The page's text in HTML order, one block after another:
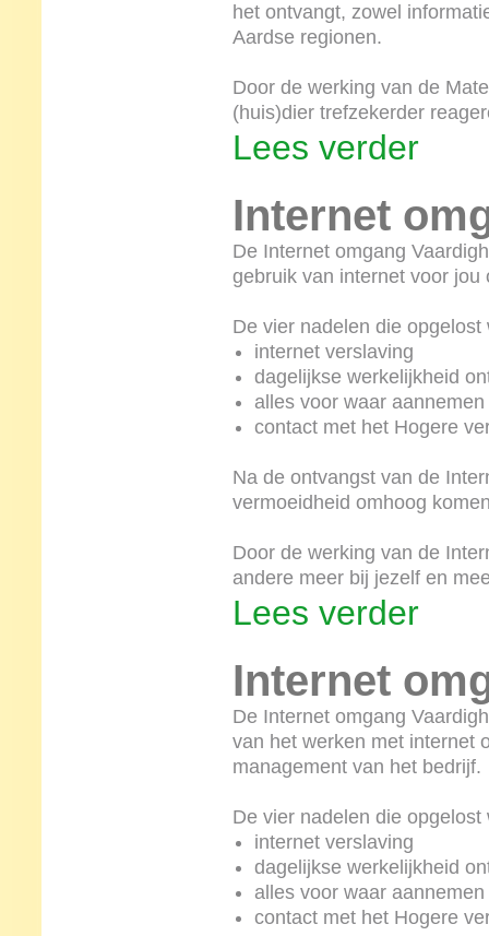
het ontvangt, zowel
Aardse regionen.
Door de werking van de
(huis)dier trefzekerder
Lees verder
Internet
De Internet omgang
gebruik van internet voor jou
De vier nadelen die opgelost
internet verslaving
dagelijkse werkelijkheid
alles voor waar aannemen
contact met het Hogere
Na de ontvangst van de
vermoeidheid omhoog
Door de werking van de
andere meer bij jezelf en
Lees verder
Internet
De Internet omgang
van het werken met internet
management van het bedrijf.
De vier nadelen die opgelost
internet verslaving
dagelijkse werkelijkheid
alles voor waar aannemen
contact met het Hogere